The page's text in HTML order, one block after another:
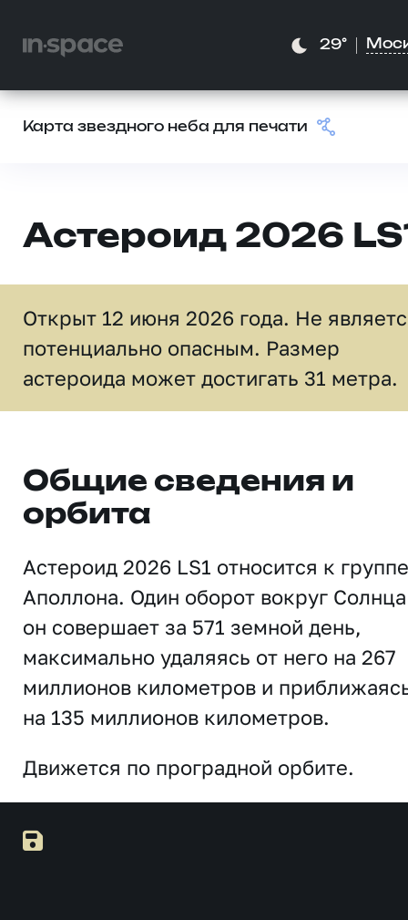
29°
Карта звездного неба для печати
Астероид 2026
Открыт 12 июня 2026 года. Не
потенциально опасным. Размер
астероида может достигать 31 метра.
Общие сведения и
орбита
Астероид 2026 LS1 относится к группе
Аполлона. Один оборот вокруг Солнца
он совершает за 571 земной день,
максимально удаляясь от него на 267
миллионов километров и
на 135 миллионов километров.
Движется по проградной орбите.